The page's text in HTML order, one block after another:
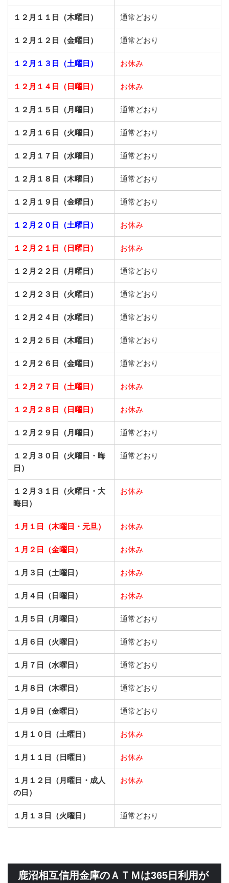
１２月１１日（木曜日） 通常どおり
１２月１２日（金曜日） 通常どおり
１２月１３日（土曜日） お休み
１２月１４日（日曜日） お休み
１２月１５日（月曜日） 通常どおり
１２月１６日（火曜日） 通常どおり
１２月１７日（水曜日） 通常どおり
１２月１８日（木曜日） 通常どおり
１２月１９日（金曜日） 通常どおり
１２月２０日（土曜日） お休み
１２月２１日（日曜日） お休み
１２月２２日（月曜日） 通常どおり
１２月２３日（火曜日） 通常どおり
１２月２４日（水曜日） 通常どおり
１２月２５日（木曜日） 通常どおり
１２月２６日（金曜日） 通常どおり
１２月２７日（土曜日） お休み
１２月２８日（日曜日） お休み
１２月２９日（月曜日） 通常どおり
１２月３０日（火曜日・晦
日）
通常どおり
１２月３１日（火曜日・大
晦日）
お休み
１月１日（木曜日・元旦） お休み
１月２日（金曜日） お休み
１月３日（土曜日） お休み
１月４日（日曜日） お休み
１月５日（月曜日） 通常どおり
１月６日（火曜日） 通常どおり
１月７日（水曜日） 通常どおり
１月８日（木曜日） 通常どおり
１月９日（金曜日） 通常どおり
１月１０日（土曜日） お休み
１月１１日（日曜日） お休み
１月１２日（月曜日・成人
の日）
お休み
１月１３日（火曜日） 通常どおり
鹿沼相互信用金庫のＡＴＭは365日利用が